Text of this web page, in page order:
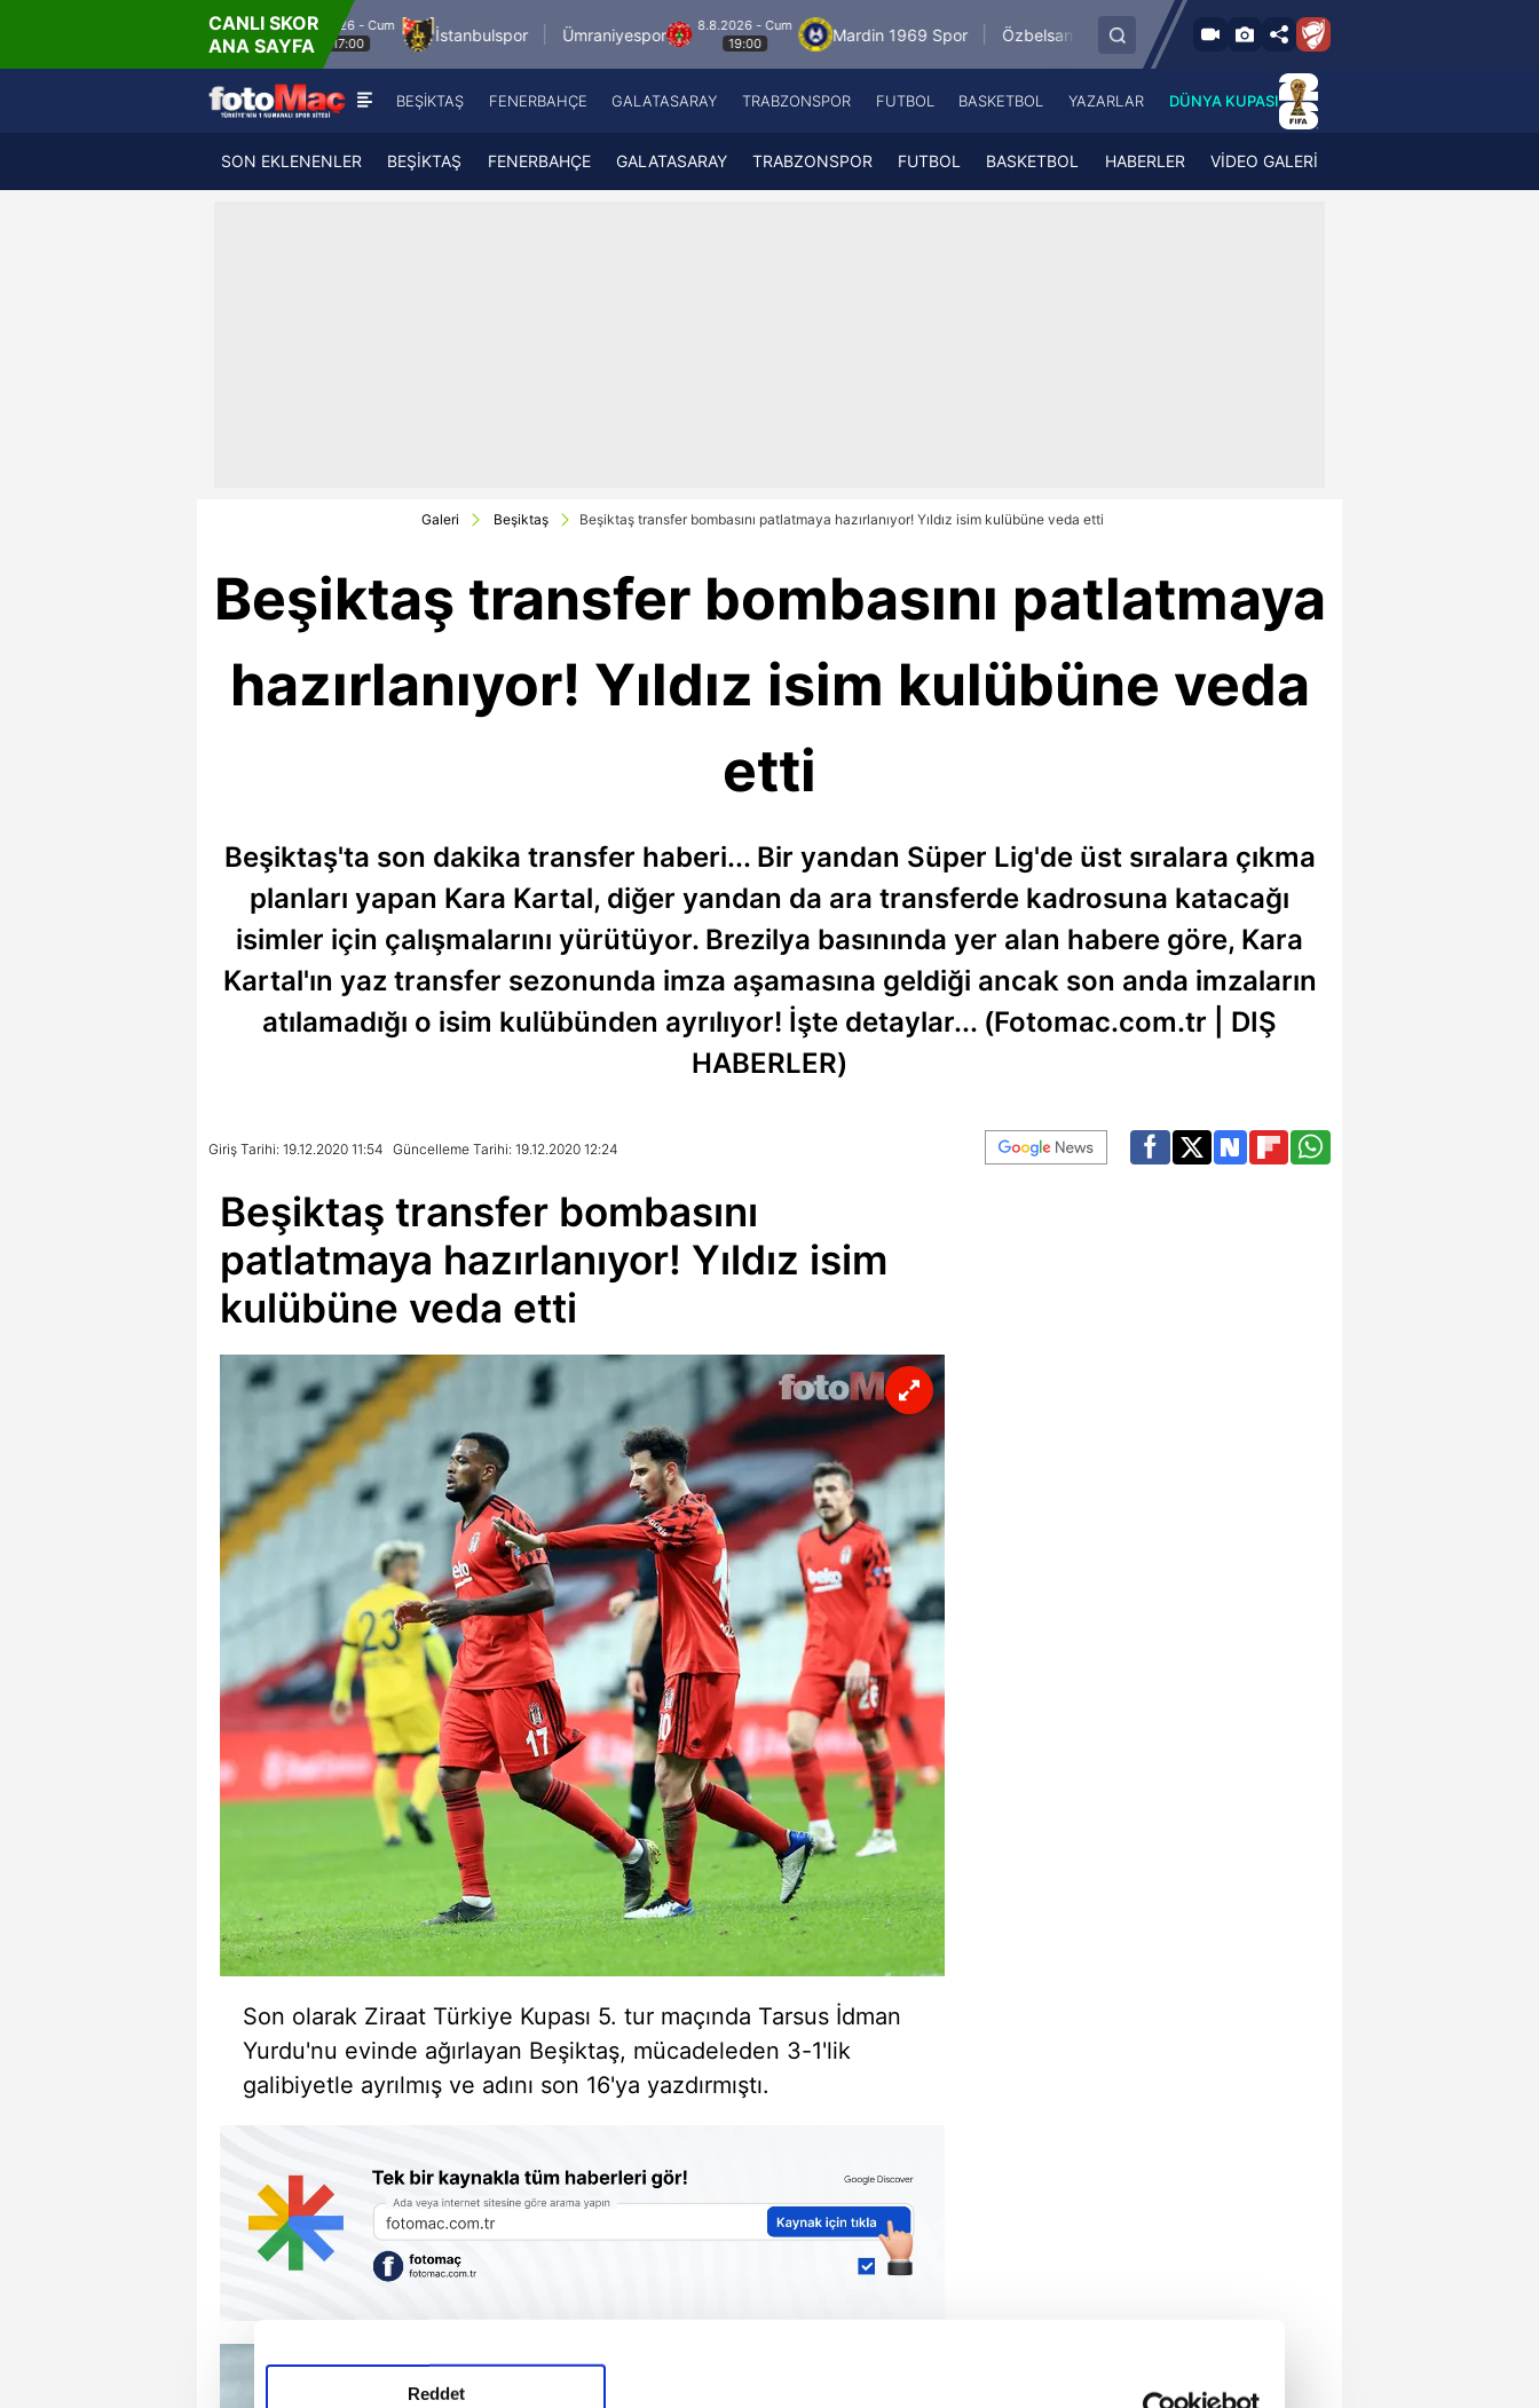
Reddet
CANLI SKOR
ANA SAYFA
8.8.2026 - Cum
17:00
İstanbulspor Ümraniyespor
8.8.2026 - Cum
19:00
Mardin 1969 Spor Özbelsan Sivasspor
8.8.2026 - Cum
19:00
Esenler Erokspor
Fenerbahçe
Galatasaray
A Spor
ATV
A Haber Radyo
A Spor Radyo
A News Radio
BEŞİKTAŞ FENERBAHÇE GALATASARAY TRABZONSPOR FUTBOL BASKETBOL YAZARLAR DÜNYA KUPASI
SON EKLENENLER BEŞİKTAŞ FENERBAHÇE GALATASARAY TRABZONSPOR FUTBOL BASKETBOL HABERLER VİDEO GALERİ
Galeri Beşiktaş Beşiktaş transfer bombasını patlatmaya hazırlanıyor! Yıldız isim kulübüne veda etti
Beşiktaş transfer bombasını patlatmaya
hazırlanıyor! Yıldız isim kulübüne veda
etti
Beşiktaş'ta son dakika transfer haberi... Bir yandan Süper Lig'de üst sıralara çıkma
planları yapan Kara Kartal, diğer yandan da ara transferde kadrosuna katacağı
isimler için çalışmalarını yürütüyor. Brezilya basınında yer alan habere göre, Kara
Kartal'ın yaz transfer sezonunda imza aşamasına geldiği ancak son anda imzaların
atılamadığı o isim kulübünden ayrılıyor! İşte detaylar... (Fotomac.com.tr | DIŞ
HABERLER)
Giriş Tarihi: 19.12.2020 11:54 Güncelleme Tarihi: 19.12.2020 12:24
Beşiktaş transfer bombasını
patlatmaya hazırlanıyor! Yıldız isim
kulübüne veda etti
Son olarak Ziraat Türkiye Kupası 5. tur maçında Tarsus İdman
Yurdu'nu evinde ağırlayan Beşiktaş, mücadeleden 3-1'lik
galibiyetle ayrılmış ve adını son 16'ya yazdırmıştı.